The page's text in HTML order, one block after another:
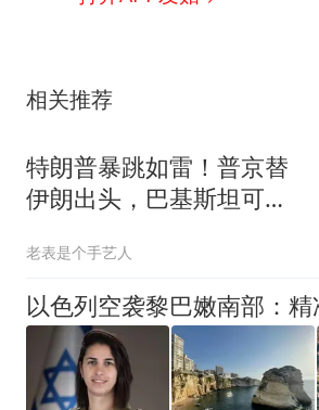
相关推荐
特朗普暴跳如雷！普京替
伊朗出头，巴基斯坦可能
老表是个手艺人